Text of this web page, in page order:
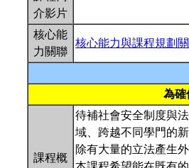
介影片
核心能
力關聯
核心能力與課程規劃
為確
課程概
待補社會安全制度與
域、跨越不同學門的
除有大量的立法產生